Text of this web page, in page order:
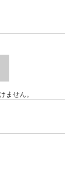
ません。